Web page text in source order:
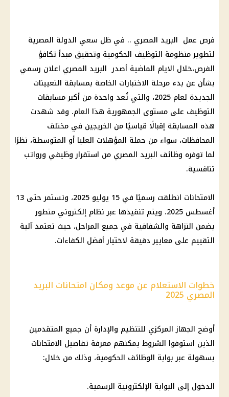
فرص عمل البريد المصري .. في ظل سعي الدولة المصرية
لتطوير منظومة التوظيف الحكومية وتحقيق مبدأ تكافؤ
الفرص،خلال الايام الماضية أصدر البريد المصري اعلان رسمي
بشأن عن بدء مرحلة الاختبارات الخاصة بمسابقة التعيينات
الجديدة لعام 2025، والتي تُعد واحدة من أكبر مسابقات
التوظيف على مستوى الجمهورية هذا العام. وقد شهدت
هذه المسابقة إقبالًا قياسيًا من الخريجين في مختلف
المحافظات، سواء من حملة المؤهلات العليا أو المتوسطة، نظرًا
لما توفره وظائف البريد المصري من استقرار وظيفي ورواتب
تنافسية.
الامتحانات انطلقت رسميًا في 15 يوليو 2025، وتستمر حتى 13
أغسطس 2025، ويتم تنفيذها عبر نظام إلكتروني متطور
يضمن النزاهة والشفافية في جميع المراحل، حيث تعتمد آلية
التقييم على معايير دقيقة لاختيار أفضل الكفاءات.
خطوات الاستعلام عن موعد ومكان امتحانات البريد
المصري 2025
أوضح الجهاز المركزي للتنظيم والإدارة أن جميع المتقدمين
الذين استوفوا الشروط يمكنهم معرفة تفاصيل الامتحانات
بسهولة عبر بوابة الوظائف الحكومية، وذلك من خلال:
الدخول إلى البوابة الإلكترونية الرسمية.